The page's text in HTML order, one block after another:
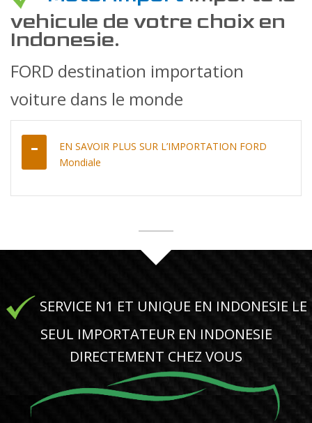
vehicule de votre choix en
Indonesie.
FORD destination importation
voiture dans le monde
EN SAVOIR PLUS SUR L’IMPORTATION FORD
Mondiale
SERVICE N1 ET UNIQUE EN INDONESIE LE
SEUL IMPORTATEUR EN INDONESIE
DIRECTEMENT CHEZ VOUS